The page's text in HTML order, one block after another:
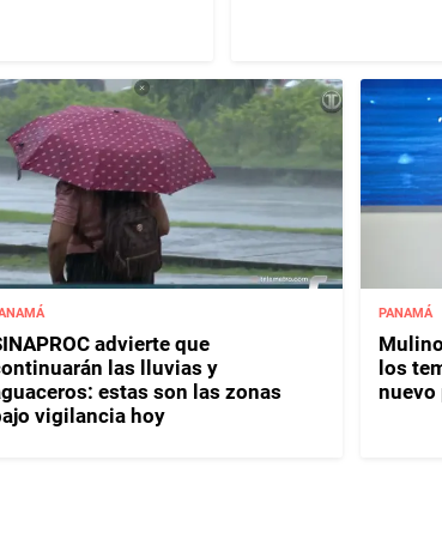
advierte que
las lluvias y
estas son las zonas
vigilancia hoy
PANAMÁ
los
nuevo